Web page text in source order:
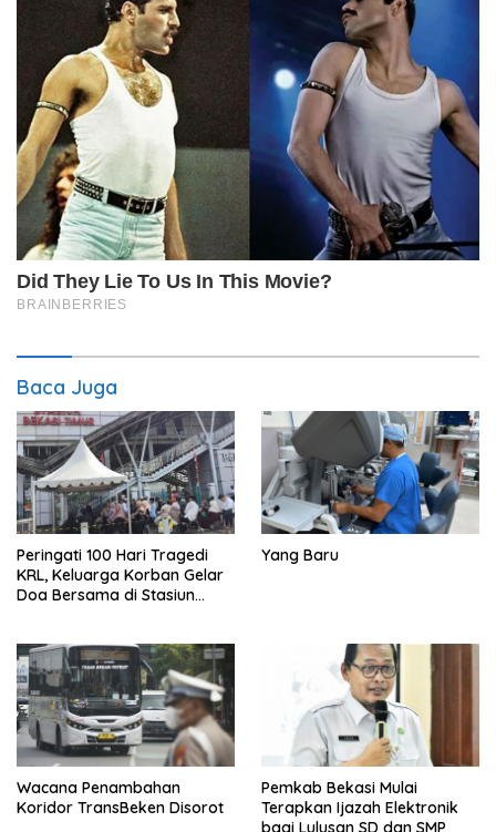
Baca Juga
Peringati 100 Hari Tragedi
KRL, Keluarga Korban Gelar
Doa Bersama di Stasiun
Yang Baru
Wacana Penambahan
Koridor TransBeken Disorot
Pemkab Bekasi Mulai
Terapkan Ijazah Elektronik
bagi Lulusan SD dan SMP